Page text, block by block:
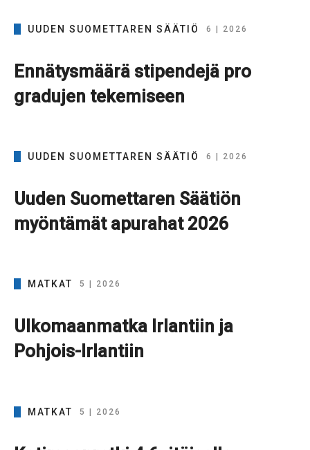
UUDEN SUOMETTAREN SÄÄTIÖ 6 | 2026
Ennätysmäärä stipendejä pro
gradujen tekemiseen
UUDEN SUOMETTAREN SÄÄTIÖ 6 | 2026
Uuden Suomettaren Säätiön
myöntämät apurahat 2026
MATKAT 5 | 2026
Ulkomaanmatka Irlantiin ja
Pohjois-Irlantiin
MATKAT 5 | 2026